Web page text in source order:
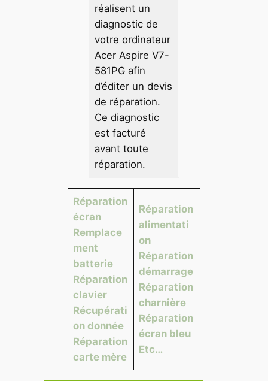
réalisent un
diagnostic de
votre ordinateur
Acer Aspire V7-
581PG afin
d’éditer un devis
de réparation.
Ce diagnostic
est facturé
avant toute
réparation.
Réparation
écran
Remplace
ment
batterie
Réparation
clavier
Récupérati
on donnée
Réparation
carte mère
Réparation
alimentati
on
Réparation
démarrage
Réparation
charnière
Réparation
écran bleu
Etc…